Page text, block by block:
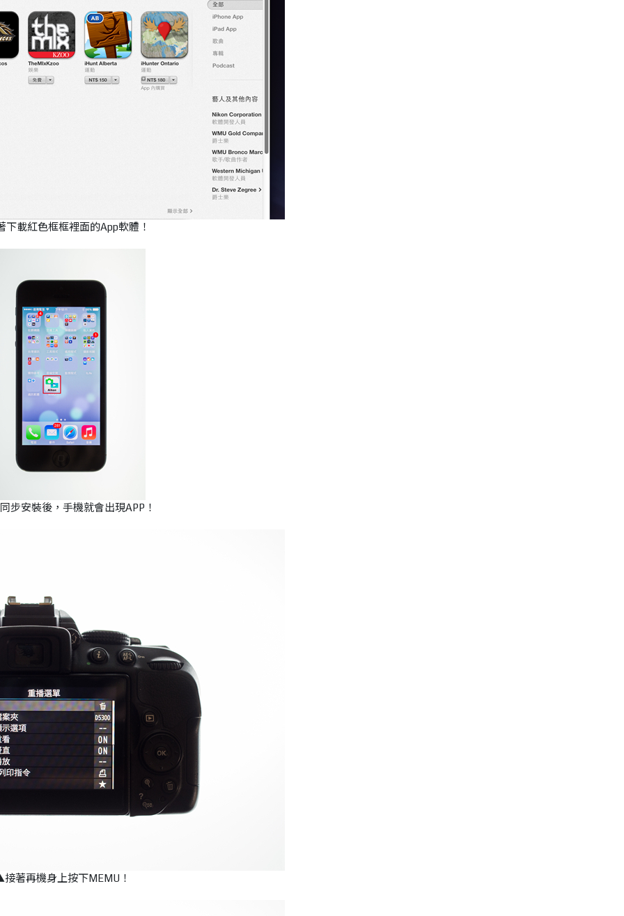
載紅色框框裡面的App軟體！
步安裝後，手機就會出現APP！
著再機身上按下MEMU！